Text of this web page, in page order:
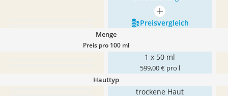
mehr anzeigen
Preis­vergleich
Menge
Preis pro 100 ml
1 x 50 ml
599,00 € pro l
Hauttyp
trockene Haut